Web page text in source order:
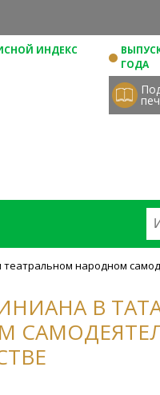
ИНДЕКС
ГОДА
народном
В